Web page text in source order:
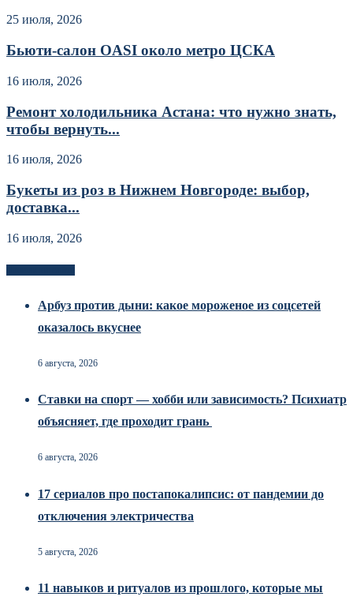
25 июля, 2026
Бьюти-салон OASI около метро ЦСКА
16 июля, 2026
Ремонт холодильника Астана: что нужно знать,
чтобы вернуть...
16 июля, 2026
Букеты из роз в Нижнем Новгороде: выбор,
доставка...
16 июля, 2026
Арбуз против дыни: какое мороженое из соцсетей
оказалось вкуснее
6 августа, 2026
Ставки на спорт — хобби или зависимость? Психиатр
объясняет, где проходит грань
6 августа, 2026
17 сериалов про постапокалипсис: от пандемии до
отключения электричества
5 августа, 2026
11 навыков и ритуалов из прошлого, которые мы